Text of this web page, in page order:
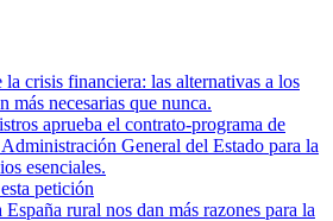
la crisis financiera: las alternativas a los
más necesarias que nunca.
aprueba el contrato-programa de
General del Estado para la
esenciales.
petición
rural nos dan más razones para la